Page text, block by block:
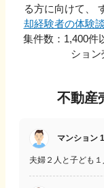
る方に向けて、
却経験者の体験談
集件数： 1,400件
ション
不動産
マンション